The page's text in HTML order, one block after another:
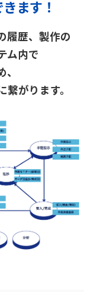
ます！
履歴、 製作の
ム内で
繋がります。